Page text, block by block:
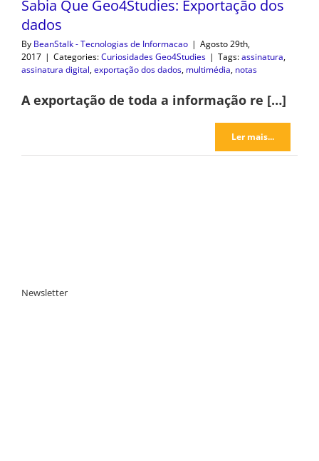
Sabia Que Geo4Studies: Exportação dos
dados
By BeanStalk - Tecnologias de Informacao | Agosto 29th,
2017 | Categories:Curiosidades Geo4Studies | Tags:assinatura,
assinatura digital,exportação dos dados, multimédia, notas
A exportação de toda a informação re […]
Ler mais...
Newsletter